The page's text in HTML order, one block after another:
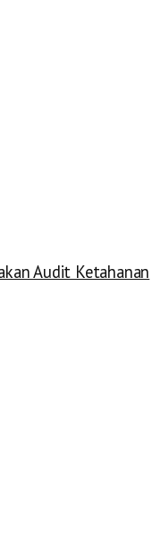
Audit Ketahanan